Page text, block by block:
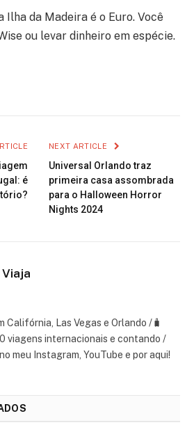
Ilha da Madeira é o Euro. Você
ou levar dinheiro em espécie.
é
NEXT ARTICLE
Universal Orlando traz
primeira casa assombrada
para o Halloween Horror
Nights 2024
Viaja
Califórnia, Las Vegas e Orlando /🧳
viagens internacionais e contando /
meu Instagram, YouTube e por aqui!